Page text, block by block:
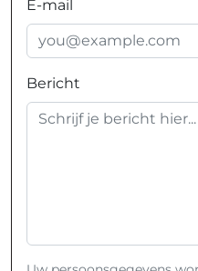
E-mail
Bericht